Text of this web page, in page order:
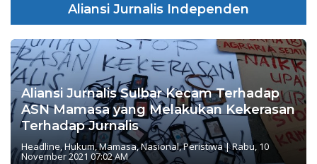
Aliansi Jurnalis Independen
Aliansi Jurnalis Sulbar Kecam Terhadap
ASN Mamasa yang Melakukan Kekerasan
Terhadap Jurnalis
Headline,Hukum,Mamasa,Nasional,Peristiwa|Rabu, 10
November 2021 07:02 AM